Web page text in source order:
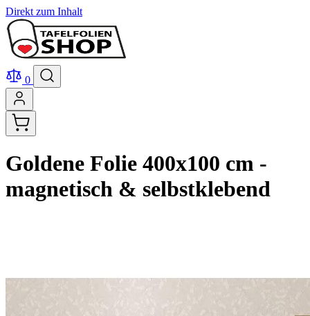
Direkt zum Inhalt
0
Goldene Folie 400x100 cm -
magnetisch & selbstklebend